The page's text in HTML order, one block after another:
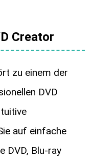
Creator
zu einem der
DVD
auf einfache
DVD, Blu-ray